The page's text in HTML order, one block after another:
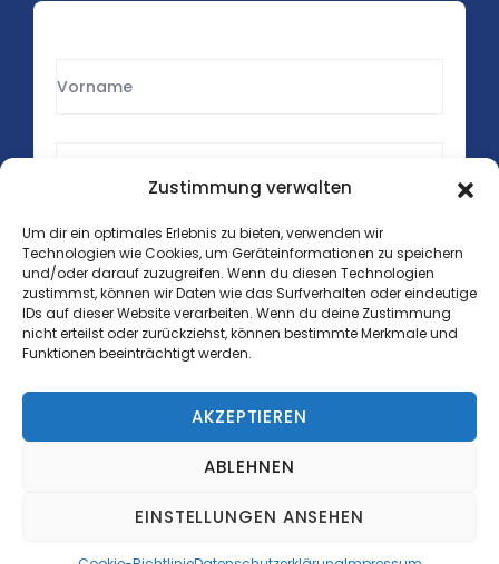
Zustimmung verwalten
Um dir ein optimales Erlebnis zu bieten, verwenden wir
Technologien wie Cookies, um Geräteinformationen zu speichern
und/oder darauf zuzugreifen. Wenn du diesen Technologien
zustimmst, können wir Daten wie das Surfverhalten oder eindeutige
IDs auf dieser Website verarbeiten. Wenn du deine Zustimmung
nicht erteilst oder zurückziehst, können bestimmte Merkmale und
Funktionen beeinträchtigt werden.
AKZEPTIEREN
ABLEHNEN
EINSTELLUNGEN ANSEHEN
vorbehalten.
Datenschutz
Impressum